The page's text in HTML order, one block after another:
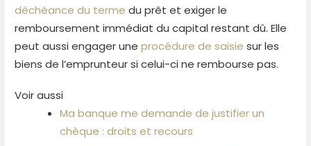
déchéance du terme du prêt et exiger le
remboursement immédiat du capital restant dû. Elle
peut aussi engager uneprocédure de saisie sur les
biens de l’emprunteur si celui-ci ne rembourse pas.
Voir aussi
Ma banque me demande de justifier un
chèque : droits et recours